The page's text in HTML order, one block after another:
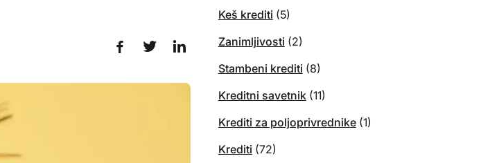
Keš krediti (5)
Zanimljivosti (2)
Stambeni krediti (8)
Kreditni savetnik(11)
Krediti za poljoprivrednike(1)
Krediti (72)